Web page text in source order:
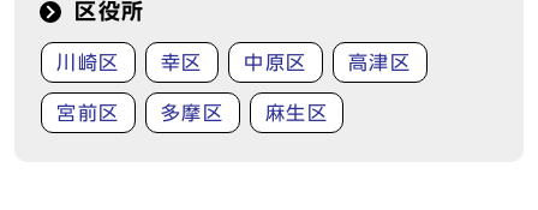
区役所
川崎区 幸区 中原区 高津区
宮前区 多摩区 麻生区